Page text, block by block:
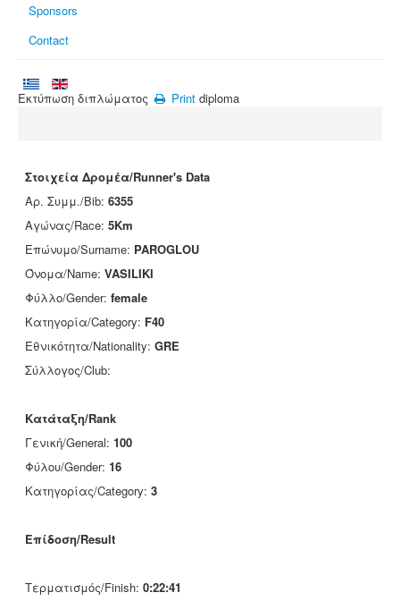
Sponsors
Contact
Εκτύπωση διπλώματος Print diploma
Στοιχεία Δρομέα/Runner's Data
Αρ. Συμμ./Bib: 6355
Αγώνας/Race: 5Km
Επώνυμο/Surname: PAROGLOU
Όνομα/Name: VASILIKI
Φύλλο/Gender: female
Κατηγορία/Category: F40
Εθνικότητα/Nationality: GRE
Σύλλογος/Club:
Κατάταξη/Rank
Γενική/General: 100
Φύλου/Gender: 16
Κατηγορίας/Category: 3
Επίδοση/Result
Τερματισμός/Finish: 0:22:41